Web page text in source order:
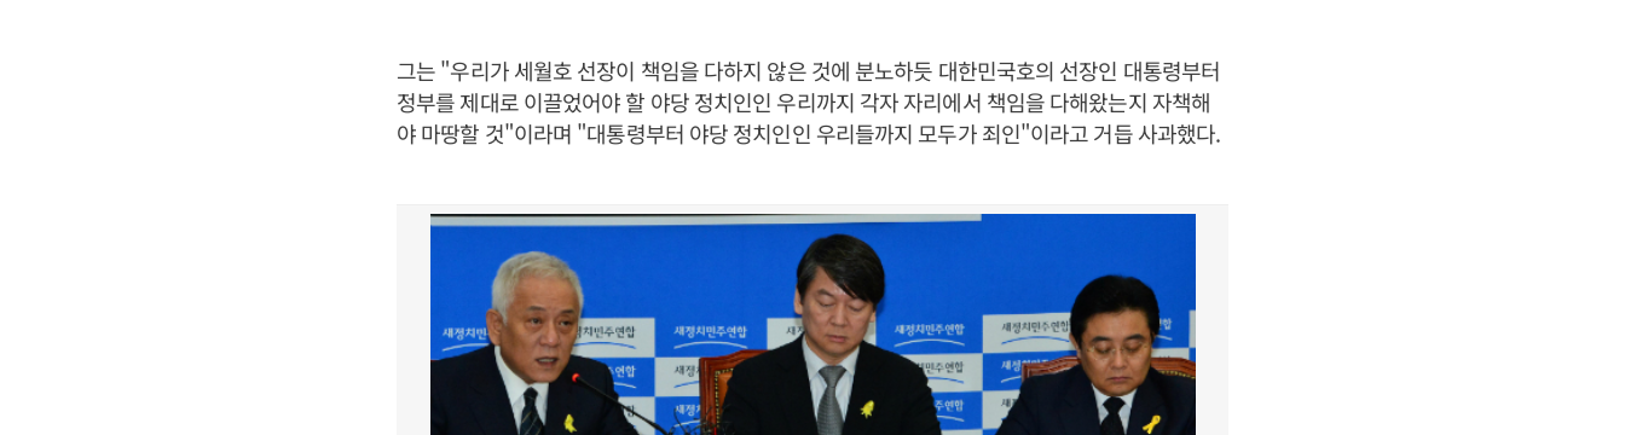
그는 "우리가 세월호 선장이 책임을 다하지 않은 것에 분노하듯 대한민국호의 선장인 대통령부터
정부를 제대로 이끌었어야 할 야당 정치인인 우리까지 각자 자리에서 책임을 다해왔는지 자책해
야 마땅할 것"이라며 "대통령부터 야당 정치인인 우리들까지 모두가 죄인"이라고 거듭 사과했다.